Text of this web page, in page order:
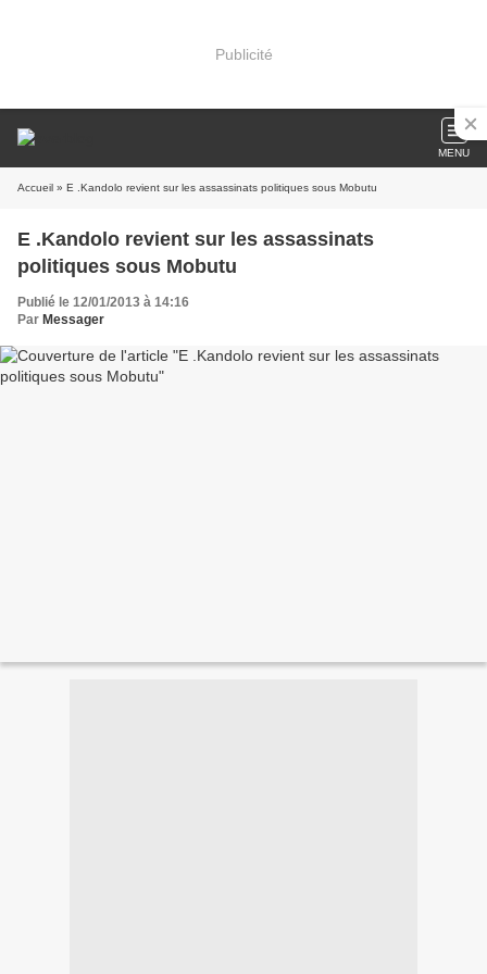
Publicité
MENU
Accueil » E .Kandolo revient sur les assassinats politiques sous Mobutu
E .Kandolo revient sur les assassinats
politiques sous Mobutu
Publié le 12/01/2013 à 14:16
Par Messager